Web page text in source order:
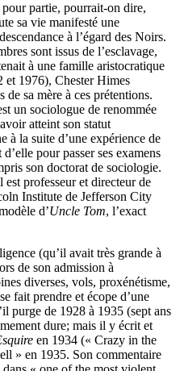
partie, pourrait-on dire,
sa vie manifesté une
à l’égard des Noirs.
sont issus de l’esclavage,
à une famille aristocratique
et 1976), Chester Himes
de sa mère à ces prétentions.
un sociologue de renommée
atteint son statut
à la suite d’une expérience de
pour passer ses examens
son doctorat de sociologie.
professeur et directeur de
Institute de Jefferson City
d’Uncle Tom, l’exact
(qu’il avait très grande à
de son admission à
diverses, vols, proxénétisme,
fait prendre et écope d’une
purge de 1928 à 1935 (sept ans
dure; mais il y écrit et
en 1934 (« Crazy in the
» en 1935. Son commentaire